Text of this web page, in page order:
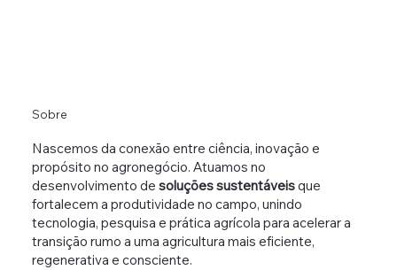
Nascemos da conexão entre ciência, inovação e
propósito no agronegócio. Atuamos no
desenvolvimento de soluções sustentáveisque
fortalecem a produtividade no campo, unindo
tecnologia, pesquisa e prática agrícola para acelerar a
transição rumo a uma agricultura mais eficiente,
regenerativa e consciente.
Sobre